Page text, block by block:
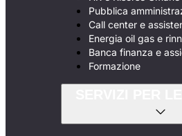
Pubblica
Call center e
Energia oil gas e
Banca finanza e
Formazione